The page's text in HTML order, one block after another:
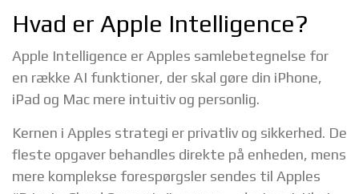
Hvad er Apple Intelligence?
Apple Intelligence er Apples samlebetegnelse for
en række AI funktioner, der skal gøre din iPhone,
iPad og Mac mere intuitiv og personlig.
Kernen i Apples strategi er privatliv og sikkerhed. De
fleste opgaver behandles direkte på enheden, mens
mere komplekse forespørgsler sendes til Apples